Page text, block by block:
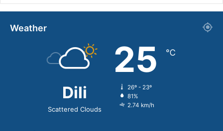
Weather
Dili
Scattered Clouds
25 ℃
26º - 23º
81%
2.74 km/h